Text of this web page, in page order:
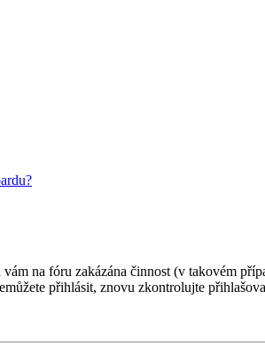
na fóru zakázána činnost (v takovém
přihlásit, znovu zkontrolujte